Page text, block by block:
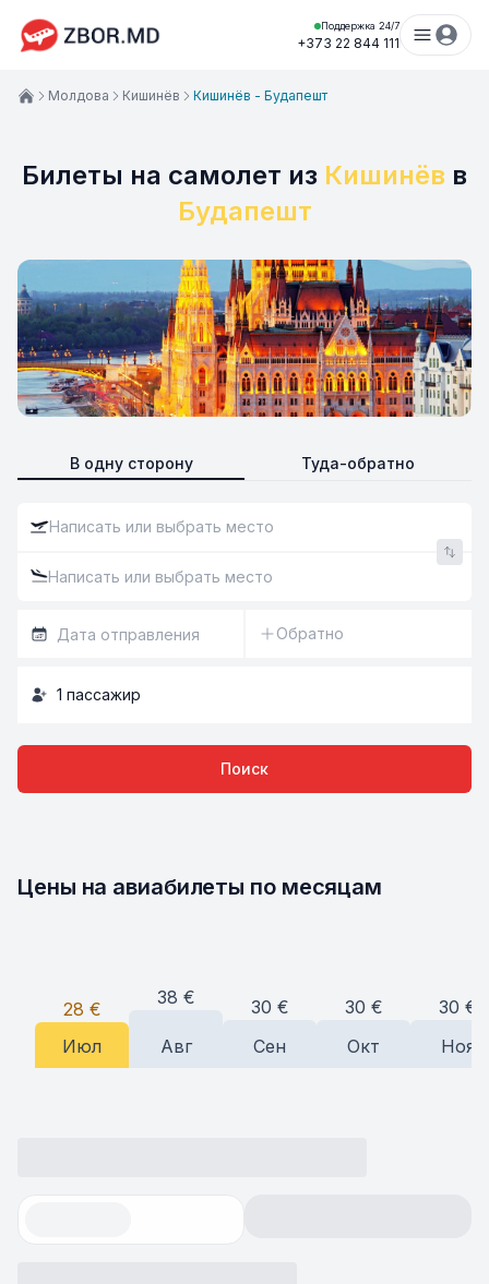
Поддержка 24/7
+373 22 844 111
Билеты на самолет из Кишинёв в
Будапешт
В одну сторону Туда-обратно
Обратно
1 пассажир
Поиск
Молдова Кишинёв Кишинёв - Будапешт
Цены на авиабилеты по месяцам
28 €
Июл
38 €
Авг
30 €
Сен
30 €
Окт
30 €
Ноя